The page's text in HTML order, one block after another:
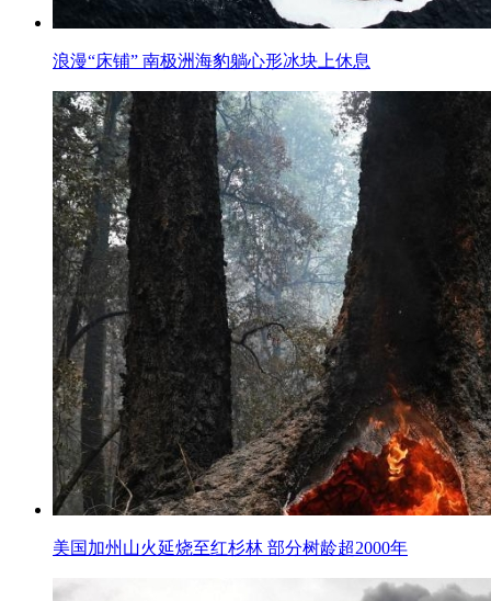
浪漫“床铺” 南极洲海豹躺心形冰块上休息
美国加州山火延烧至红杉林 部分树龄超2000年